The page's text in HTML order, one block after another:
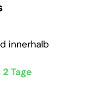
innerhalb
Tage